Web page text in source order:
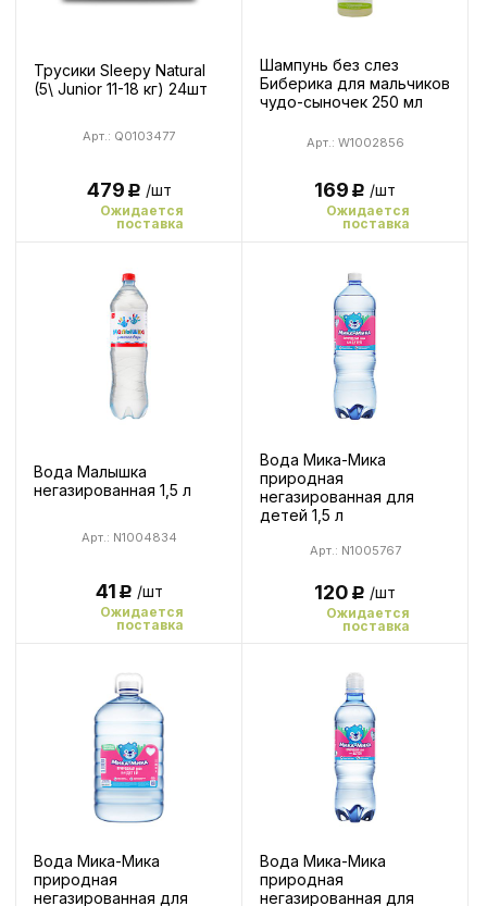
Трусики Sleepy Natural
(5\ Junior 11-18 кг) 24шт
Арт.: Q0103477
479Р /шт
Ожидается
поставка
Шампунь без слез
Биберика для мальчиков
чудо-сыночек 250 мл
Арт.: W1002856
169Р /шт
Ожидается
поставка
Вода Малышка
негазированная 1,5 л
Арт.: N1004834
41Р /шт
Ожидается
поставка
Вода Мика-Мика
природная
негазированная для
детей 1,5 л
Арт.: N1005767
120Р /шт
Ожидается
поставка
Вода Мика-Мика
природная
негазированная для
Вода Мика-Мика
природная
негазированная для